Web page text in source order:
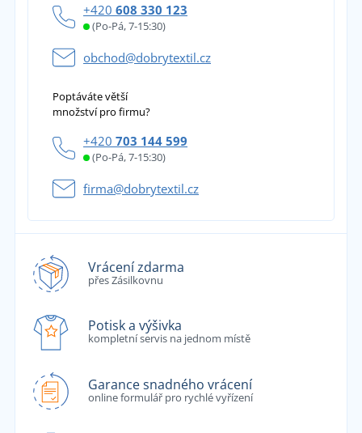
+420 608 330 123
(Po-Pá, 7-15:30)
obchod@dobrytextil.cz
Poptáváte větší
množství pro firmu?
+420 703 144 599
(Po-Pá, 7-15:30)
firma@dobrytextil.cz
Vrácení zdarma
přes Zásilkovnu
Potisk a výšivka
kompletní servis na jednom místě
Garance snadného vrácení
online formulář pro rychlé vyřízení